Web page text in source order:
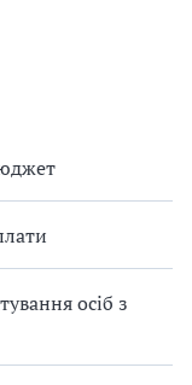
осіб з